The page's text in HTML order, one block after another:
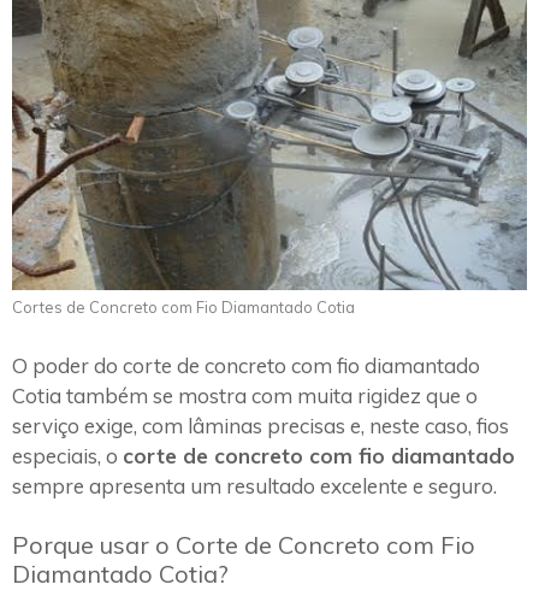
Cortes de Concreto com Fio Diamantado Cotia
O poder do corte de concreto com fio diamantado
Cotia também se mostra com muita rigidez que o
serviço exige, com lâminas precisas e, neste caso, fios
especiais, o corte de concreto com fio diamantado
sempre apresenta um resultado excelente e seguro.
Porque usar o Corte de Concreto com Fio
Diamantado Cotia?